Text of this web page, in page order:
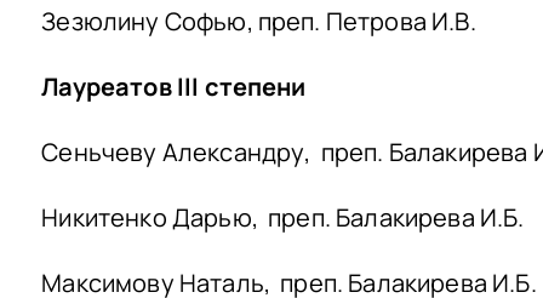
Зезюлину Софью, преп. Петрова И.В.
Лауреатов III степени
Сеньчеву Александру, преп. Балакирева
Никитенко Дарью, преп. Балакирева И.Б.
Максимову Наталь, преп. Балакирева И.Б.